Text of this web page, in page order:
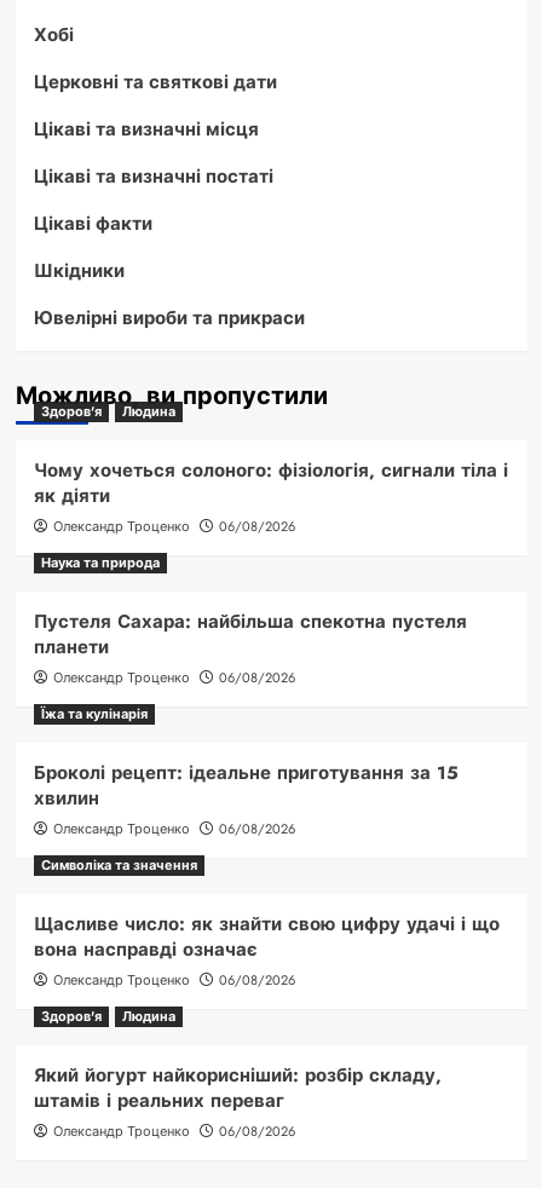
Хобі
Церковні та святкові дати
Цікаві та визначні місця
Цікаві та визначні постаті
Цікаві факти
Шкідники
Ювелірні вироби та прикраси
Можливо, ви пропустили
Здоров'я Людина
Чому хочеться солоного: фізіологія, сигнали тіла і
як діяти
Олександр Троценко
06/08/2026
Наука та природа
Пустеля Сахара: найбільша спекотна пустеля
планети
Олександр Троценко
06/08/2026
Їжа та кулінарія
Броколі рецепт: ідеальне приготування за 15
хвилин
Олександр Троценко
06/08/2026
Символіка та значення
Щасливе число: як знайти свою цифру удачі і що
вона насправді означає
Олександр Троценко
06/08/2026
Здоров'я
Людина
Який йогурт найкорисніший: розбір складу,
штамів і реальних переваг
Олександр Троценко 06/08/2026